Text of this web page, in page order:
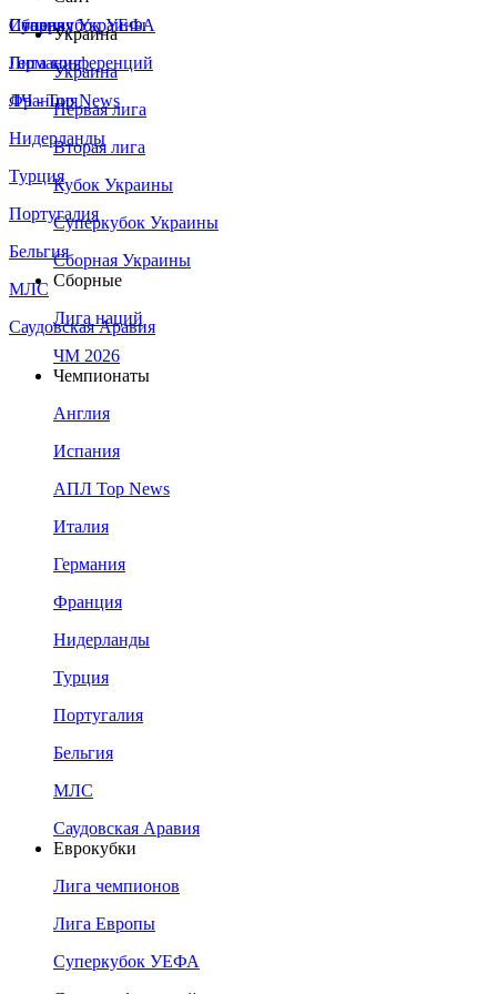
Сборная Украины
Италия
Германия
Франция
Нидерланды
Турция
Португалия
Бельгия
МЛС
Саудовская Аравия
Суперкубок УЕФА
Лига конференций
ЛЧ - Top News
Украина
Украина
Первая лига
Вторая лига
Кубок Украины
Суперкубок Украины
Сборная Украины
Сборные
Лига наций
ЧМ 2026
Чемпионаты
Англия
Испания
АПЛ Top News
Италия
Германия
Франция
Нидерланды
Турция
Португалия
Бельгия
МЛС
Саудовская Аравия
Еврокубки
Лига чемпионов
Лига Европы
Суперкубок УЕФА